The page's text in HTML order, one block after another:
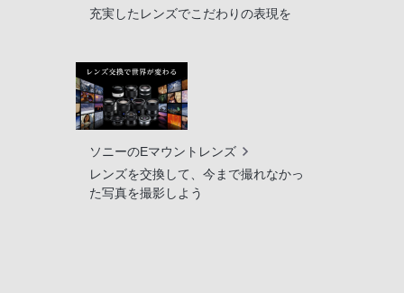
充実したレンズでこだわりの表現を
ソニーのEマウントレンズ
レンズを交換して、今まで撮れなかっ
た写真を撮影しよう